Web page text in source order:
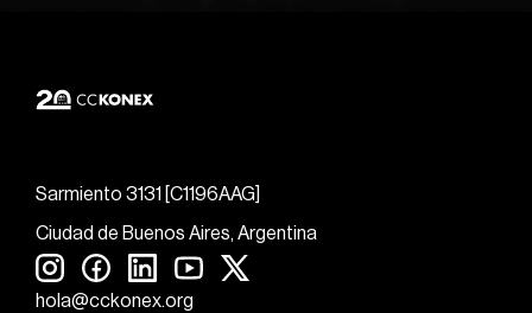
Sarmiento 3131 [C1196AAG]
Ciudad de Buenos Aires, Argentina
hola@cckonex.org